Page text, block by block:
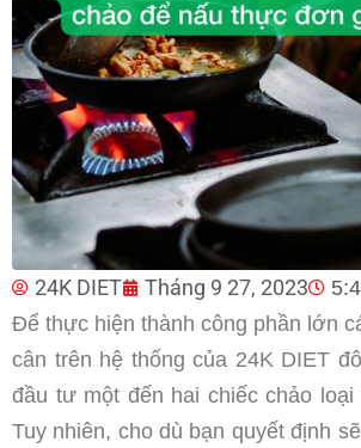
24K DIET Tháng 9 27, 2023
Để thực hiện thành công phần lớn
cân trên hệ thống của 24K DIET
đầu tư một đến hai chiếc chảo
Tuy nhiên, cho dù bạn quyết định